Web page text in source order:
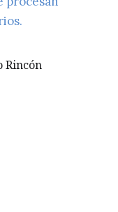
Rincón